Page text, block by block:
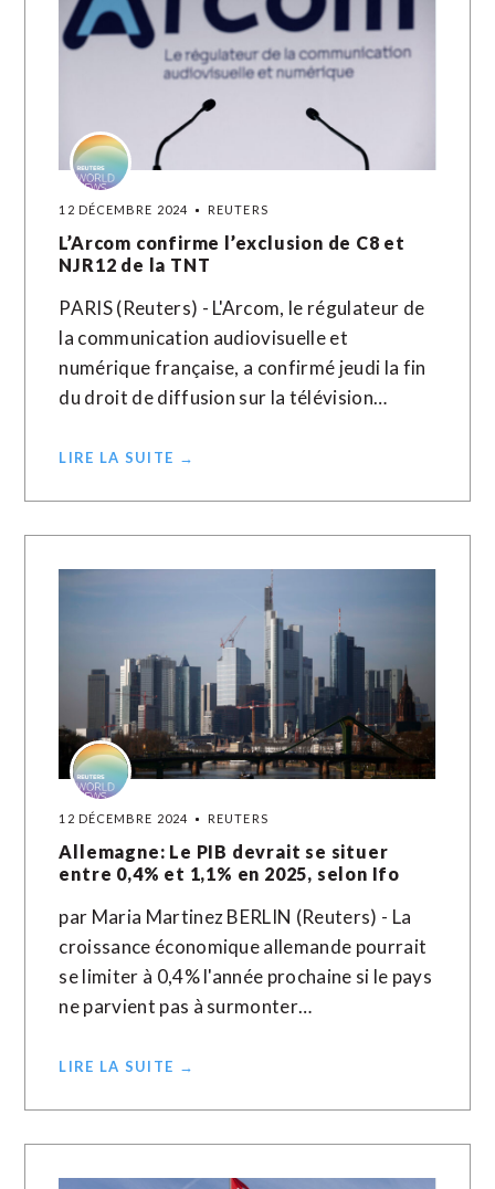
12 DÉCEMBRE 2024 REUTERS
L’Arcom confirme l’exclusion de C8 et
NJR12 de la TNT
PARIS (Reuters) - L'Arcom, le régulateur de
la communication audiovisuelle et
numérique française, a confirmé jeudi la fin
du droit de diffusion sur la télévision…
LIRE LA SUITE →
12 DÉCEMBRE 2024 REUTERS
Allemagne: Le PIB devrait se situer
entre 0,4% et 1,1% en 2025, selon Ifo
par Maria Martinez BERLIN (Reuters) - La
croissance économique allemande pourrait
se limiter à 0,4% l'année prochaine si le pays
ne parvient pas à surmonter…
LIRE LA SUITE →